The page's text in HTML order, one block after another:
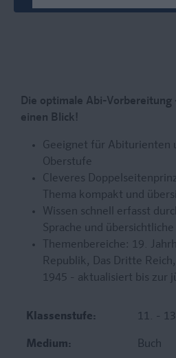
Die optimale Abi-Vorbereitung
einen Blick!
Geeignet für Abiturienten
Oberstufe
Cleveres
Thema kompakt und
Wissen schnell erfasst
Sprache und
Themenbereiche: 19.
Republik, Das Dritte
1945 - aktualisiert bis zur
Klassenstufe: 11. -
Medium: Buch